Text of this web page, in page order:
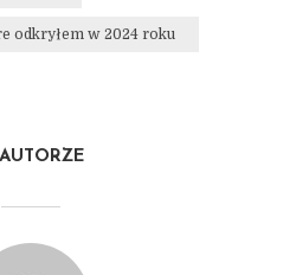
odkryłem w 2024 roku